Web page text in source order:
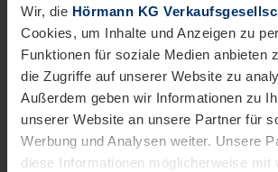
Wir, die Hörmann KG
Cookies, um Inhalte und Anzeigen zu
Funktionen für soziale Medien anbieten
die Zugriffe auf unserer Website zu
Außerdem geben wir Informationen zu
unserer Website an unsere Partner für
Werbung und Analysen weiter. Unsere
diese Informationen möglicherweise mit